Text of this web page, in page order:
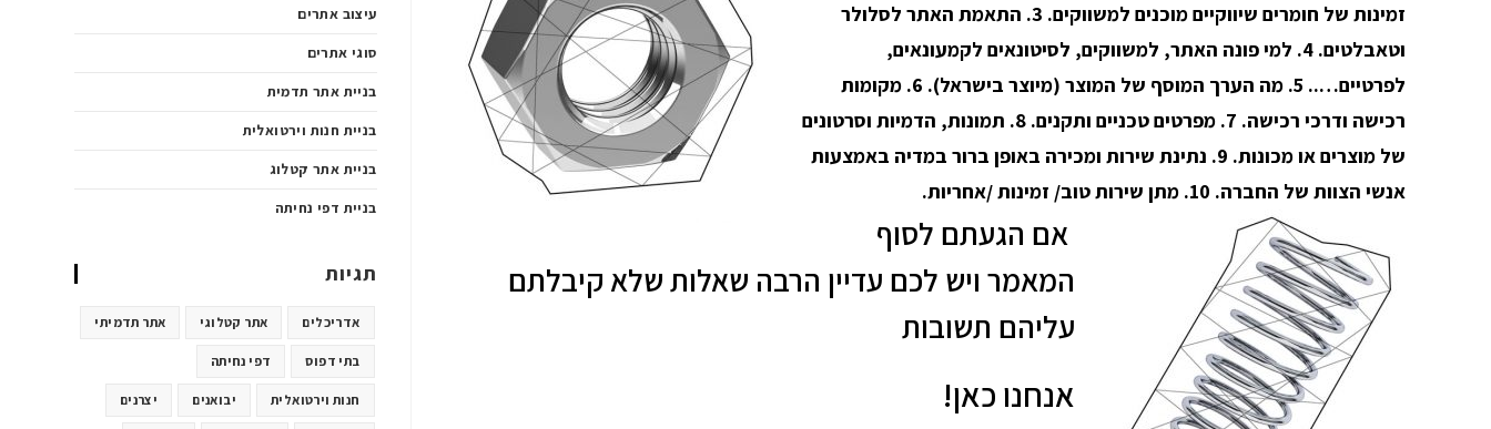
זמינות של חומרים שיווקיים מוכנים למשווקים. 3. התאמת האתר לסלולר
וטאבלטים. 4. למי פונה האתר, למשווקים, לסיטונאים לקמעונאים,
לפרטיים….. 5. מה הערך המוסף של המוצר (מיוצר בישראל). 6. מקומות
רכישה ודרכי רכישה. 7. מפרטים טכניים ותקנים. 8. תמונות, הדמיות וסרטונים
של מוצרים או מכונות. 9. נתינת שירות ומכירה באופן ברור במדיה באמצעות
אנשי הצוות של החברה. 10. מתן שירות טוב/ זמינות /אחריות.
אם הגעתם לסוף
המאמר ויש לכם עדיין הרבה שאלות שלא קיבלתם
עליהם תשובות
אנחנו כאן!
עיצוב אתרים
סוגי אתרים
בניית אתר תדמית
בניית חנות וירטואלית
בניית אתר קטלוג
בניית דפי נחיתה
תגיות
אדריכלים אתר קטלוגי אתר תדמיתי
בתי דפוס דפי נחיתה
חנות וירטואלית יבואנים יצרנים